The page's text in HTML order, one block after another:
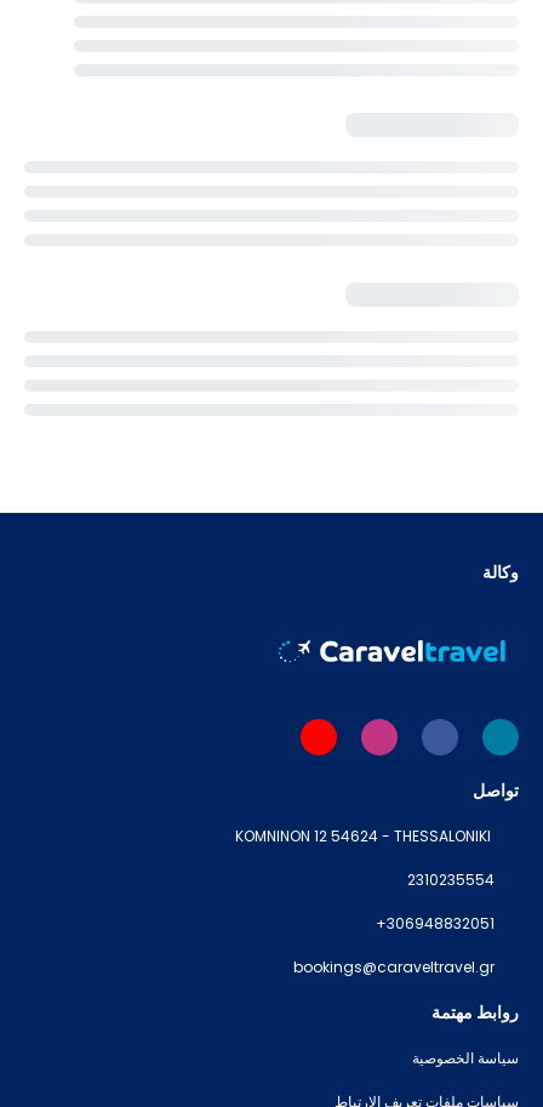
وكالة
تواصل
2310235554
+306948832051
bookings@caraveltravel.gr
روابط مهتمة
سياسة الخصوصية
سياسات ملفات تعريف الارتباط